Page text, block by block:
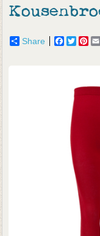
Share Facebook
Twitter